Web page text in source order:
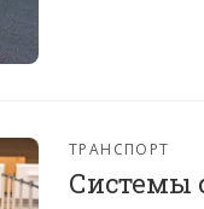
ТРАНСПОРТ
Системы